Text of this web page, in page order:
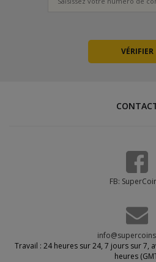
FB:
Travail : 24 heures sur 24, 7 jours sur 7,
heures